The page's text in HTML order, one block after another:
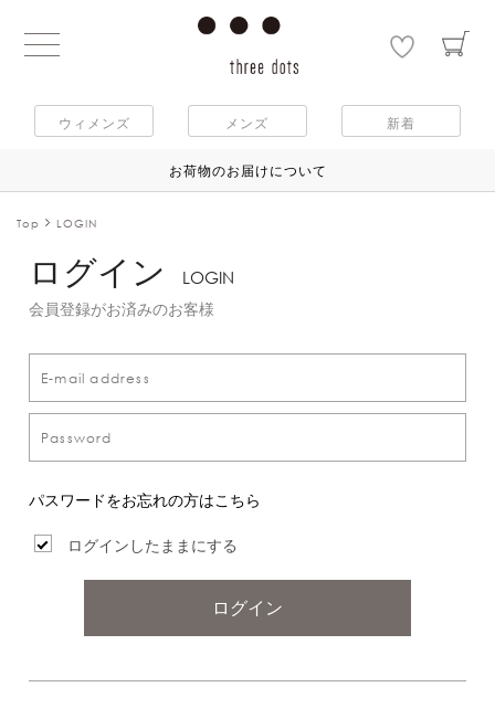
ウィメンズ メンズ 新着
お荷物のお届けについて
Top LOGIN
ログイン LOGIN
会員登録がお済みのお客様
パスワードをお忘れの方はこちら
ログインしたままにする
ログイン